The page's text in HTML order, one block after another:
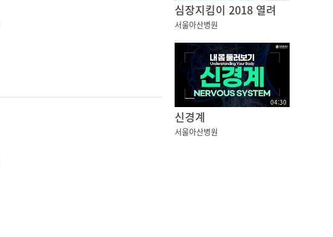
심장지킴이 2018 열려
서울아산병원
04:30
신경계
서울아산병원